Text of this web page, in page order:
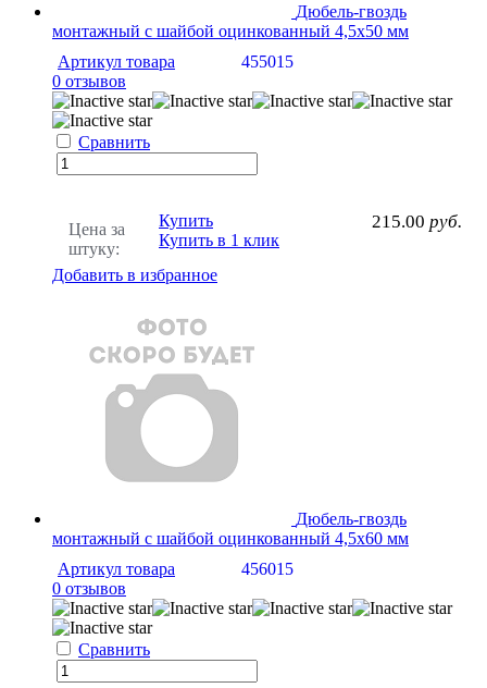
Дюбель-гвоздь
монтажный с шайбой оцинкованный 4,5х50 мм
Артикул товара
455015
0 отзывов
Сравнить
Цена за
штуку:
215.00 руб.
Купить
Купить в 1 клик
Добавить в избранное
Дюбель-гвоздь
монтажный с шайбой оцинкованный 4,5х60 мм
Артикул товара
456015
0 отзывов
Сравнить